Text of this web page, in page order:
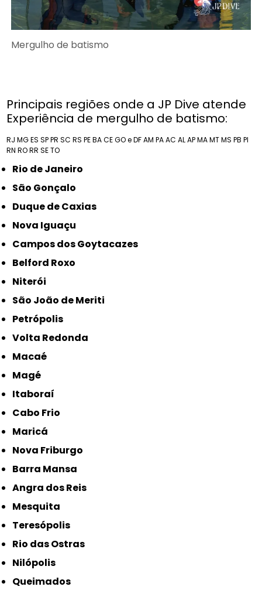
Mergulho de batismo
Principais regiões onde a JP Dive atende
Experiência de mergulho de batismo:
RJ MGES SPPR SC RS PEBACEGO e DFAM PAAC ALAPMAMTMS PB PI
RN RORR SETO
Rio de Janeiro
São Gonçalo
Duque de Caxias
Nova Iguaçu
Campos dos Goytacazes
Belford Roxo
Niterói
São João de Meriti
Petrópolis
Volta Redonda
Macaé
Magé
Itaboraí
Cabo Frio
Maricá
Nova Friburgo
Barra Mansa
Angra dos Reis
Mesquita
Teresópolis
Rio das Ostras
Nilópolis
Queimados